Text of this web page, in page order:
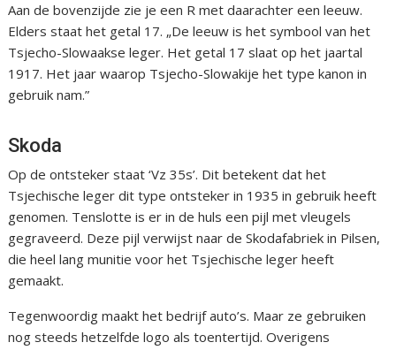
Aan de bovenzijde zie je een R met daarachter een leeuw.
Elders staat het getal 17. „De leeuw is het symbool van het
Tsjecho-Slowaakse leger. Het getal 17 slaat op het jaartal
1917. Het jaar waarop Tsjecho-Slowakije het type kanon in
gebruik nam.”
Skoda
Op de ontsteker staat ‘Vz 35s’. Dit betekent dat het
Tsjechische leger dit type ontsteker in 1935 in gebruik heeft
genomen. Tenslotte is er in de huls een pijl met vleugels
gegraveerd. Deze pijl verwijst naar de Skodafabriek in Pilsen,
die heel lang munitie voor het Tsjechische leger heeft
gemaakt.
Tegenwoordig maakt het bedrijf auto’s. Maar ze gebruiken
nog steeds hetzelfde logo als toentertijd. Overigens